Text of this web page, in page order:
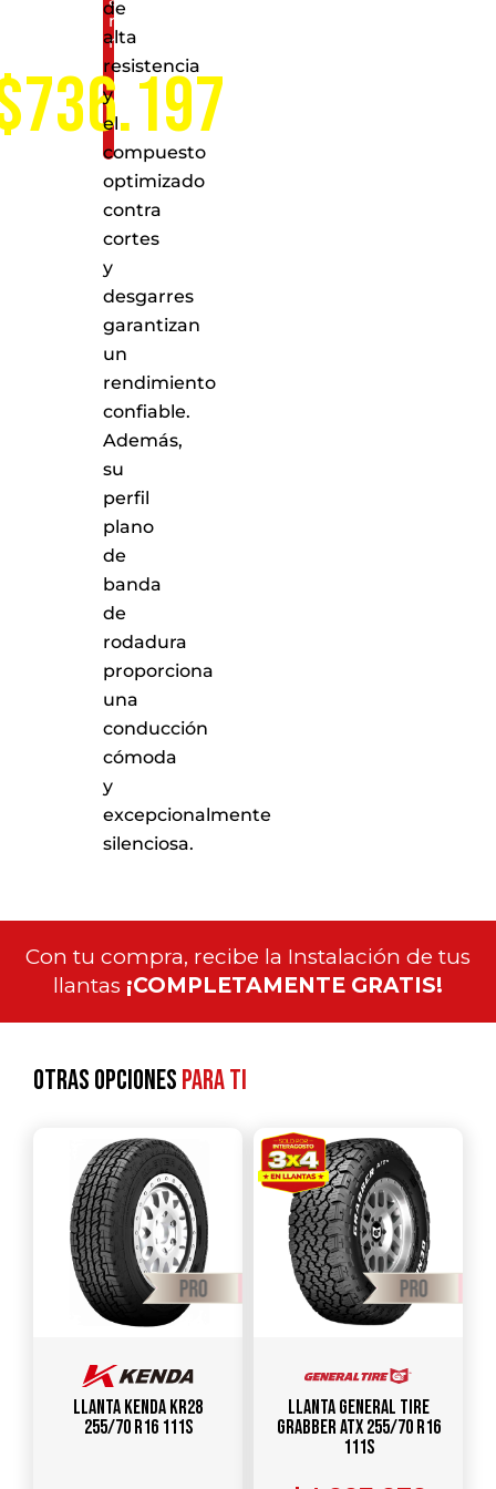
nivel
nacional
de
alta
resistencia
y
el
compuesto
optimizado
contra
cortes
y
desgarres
garantizan
un
rendimiento
confiable.
Además,
su
perfil
plano
de
banda
de
rodadura
proporciona
una
conducción
cómoda
y
excepcionalmente
silenciosa.
Con tu compra, recibe la Instalación de tus
llantas ¡COMPLETAMENTE GRATIS!
Otras opcionespara ti
Llanta KENDA KR28
255/70 R16 111S
Llanta GENERAL TIRE
Grabber ATX 255/70 R16
111S